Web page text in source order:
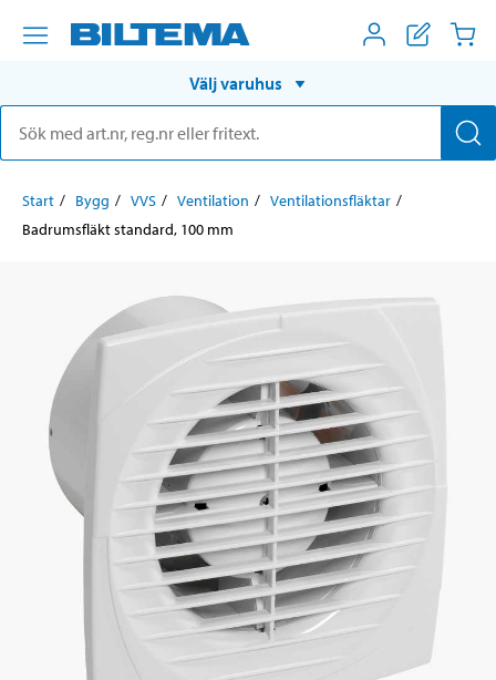
Välj varuhus
Start Bygg VVS Ventilation
Ventilationsfläktar
Badrumsfläkt standard, 100 mm